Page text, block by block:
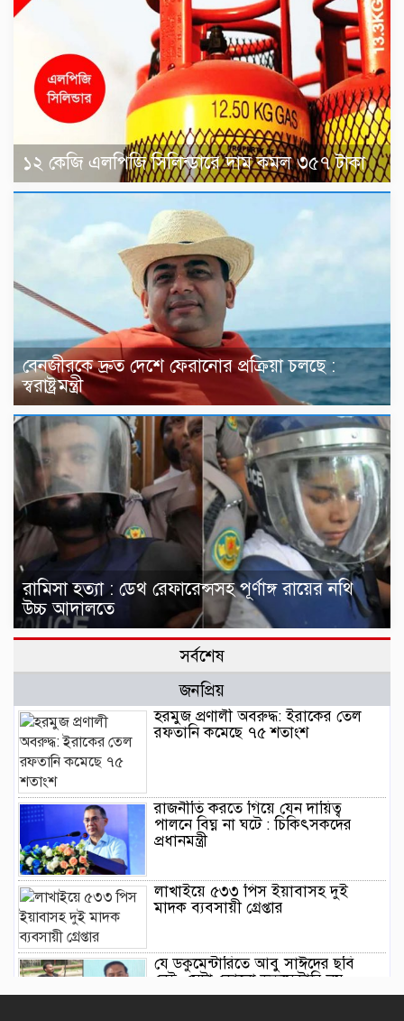
১২ কেজি এলপিজি সিলিন্ডারে দাম কমল ৩৫৭ টাকা
বেনজীরকে দ্রুত দেশে ফেরানোর প্রক্রিয়া চলছে :
স্বরাষ্ট্রমন্ত্রী
রামিসা হত্যা : ডেথ রেফারেন্সসহ পূর্ণাঙ্গ রায়ের নথি
উচ্চ আদালতে
সর্বশেষ
জনপ্রিয়
হরমুজ প্রণালী অবরুদ্ধ: ইরাকের তেল
রফতানি কমেছে ৭৫ শতাংশ
রাজনীতি করতে গিয়ে যেন দায়িত্ব
পালনে বিঘ্ন না ঘটে : চিকিৎসকদের
প্রধানমন্ত্রী
লাখাইয়ে ৫৩৩ পিস ইয়াবাসহ দুই
মাদক ব্যবসায়ী গ্রেপ্তার
যে ডকুমেন্টারিতে আবু সাঈদের ছবি
নেই, সেটা কোনো ডকুমেন্টারি নয় :
ভারপ্রাপ্ত রাষ্ট্রপতি